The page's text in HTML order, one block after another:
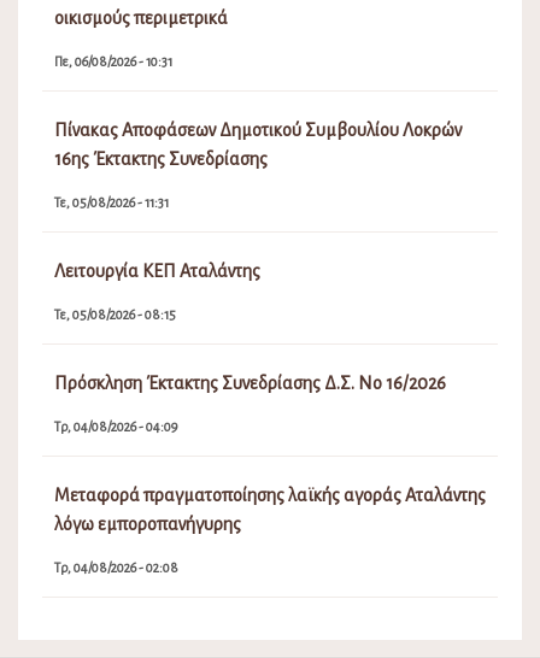
οικισμούς περιμετρικά
Πε, 06/08/2026 - 10:31
Πίνακας Αποφάσεων Δημοτικού Συμβουλίου Λοκρών
16ης Έκτακτης Συνεδρίασης
Τε, 05/08/2026 - 11:31
Λειτουργία ΚΕΠ Αταλάντης
Τε, 05/08/2026 - 08:15
Πρόσκληση Έκτακτης Συνεδρίασης Δ.Σ. Νο 16/2026
Τρ, 04/08/2026 - 04:09
Μεταφορά πραγματοποίησης λαϊκής αγοράς Αταλάντης
λόγω εμποροπανήγυρης
Τρ, 04/08/2026 - 02:08